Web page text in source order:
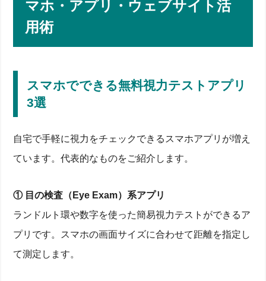
マホ・アプリ・ウェブサイト活
用術
スマホでできる無料視力テストアプリ
3選
自宅で手軽に視力をチェックできるスマホアプリが増え
ています。代表的なものをご紹介します。
① 目の検査（Eye Exam）系アプリ
ランドルト環や数字を使った簡易視力テストができるア
プリです。スマホの画面サイズに合わせて距離を指定し
て測定します。